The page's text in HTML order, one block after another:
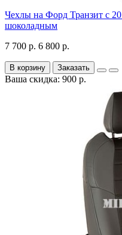
Чехлы на Форд Транзит с
шоколадным
7 700 р. 6 800 р.
В корзину Заказать
Ваша скидка: 900 р.